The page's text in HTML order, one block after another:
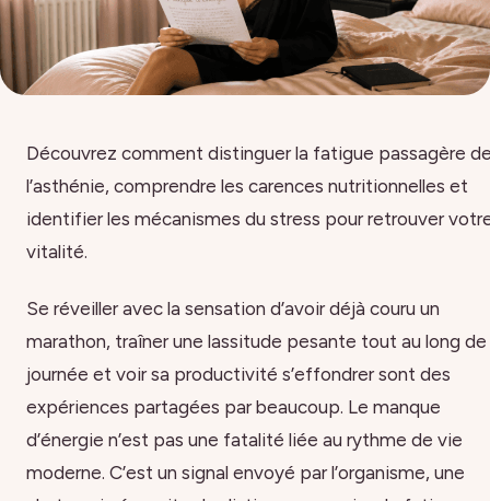
Découvrez comment distinguer la fatigue passagère
l’asthénie, comprendre les carences nutritionnelles et
identifier les mécanismes du stress pour retrouver
vitalité.
Se réveiller avec la sensation d’avoir déjà couru un
marathon, traîner une lassitude pesante tout au long de
journée et voir sa productivité s’effondrer sont des
expériences partagées par beaucoup. Le manque
d’énergie n’est pas une fatalité liée au rythme de vie
moderne. C’est un signal envoyé par l’organisme, une